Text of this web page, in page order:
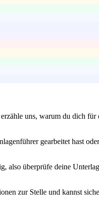
uns, warum du dich
gearbeitet hast
überprüfe deine
zur Stelle und kannst